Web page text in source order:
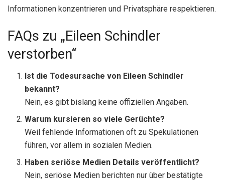
Informationen konzentrieren und Privatsphäre respektieren.
FAQs zu „Eileen Schindler
verstorben“
Ist die Todesursache von Eileen Schindler
bekannt?
Nein, es gibt bislang keine offiziellen Angaben.
Warum kursieren so viele Gerüchte?
Weil fehlende Informationen oft zu Spekulationen
führen, vor allem in sozialen Medien.
Haben seriöse Medien Details veröffentlicht?
Nein, seriöse Medien berichten nur über bestätigte